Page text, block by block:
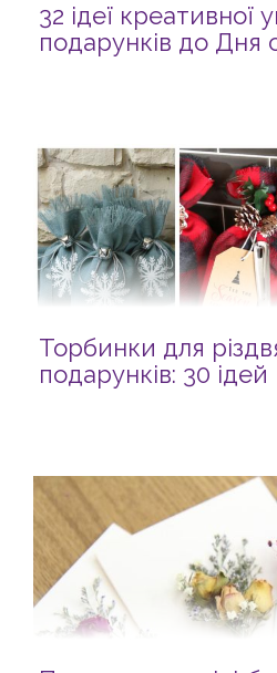
32 ідеї креативної
подарунків до Дня
Торбинки для
подарунків: 30 ідей